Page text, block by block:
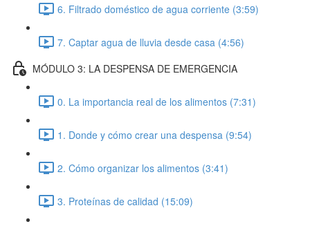
6. Filtrado doméstico de agua corriente (3:59)
7. Captar agua de lluvia desde casa (4:56)
MÓDULO 3: LA DESPENSA DE EMERGENCIA
0. La importancia real de los alimentos (7:31)
1. Donde y cómo crear una despensa (9:54)
2. Cómo organizar los alimentos (3:41)
3. Proteínas de calidad (15:09)